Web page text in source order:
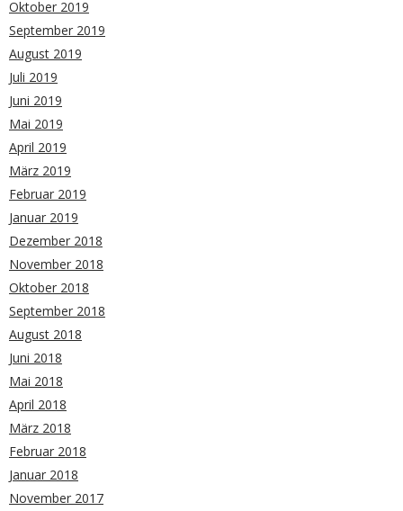
Oktober 2019
September 2019
August 2019
Juli 2019
Juni 2019
Mai 2019
April 2019
März 2019
Februar 2019
Januar 2019
Dezember 2018
November 2018
Oktober 2018
September 2018
August 2018
Juni 2018
Mai 2018
April 2018
März 2018
Februar 2018
Januar 2018
November 2017